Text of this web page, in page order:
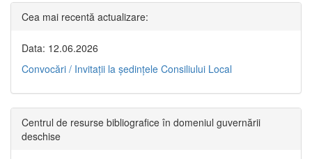
Cea mai recentă actualizare:
Data: 12.06.2026
Convocări / Invitaţii la şedinţele Consiliului Local
Centrul de resurse bibliografice în domeniul guvernării
deschise